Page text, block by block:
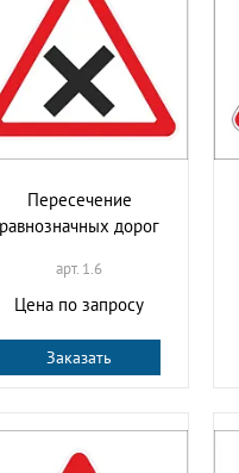
Пересечение
равнозначных дорог
арт. 1.6
Цена по запросу
Заказать